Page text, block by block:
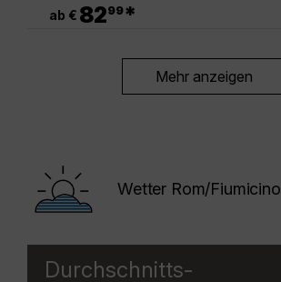
ab € 8299*
Mehr anzeigen
Wetter Rom/Fiumicino
Durchschnitts-